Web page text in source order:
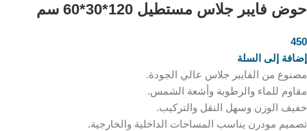
حوض فايبر جلاس مستطيل 120*30*60 سم
450
إضافة إلى السلة
مصنوع من الفايبر جلاس عالي الجودة.
مقاوم للماء والرطوبة وأشعة الشمس.
خفيف الوزن وسهل النقل والتركيب.
تصميم مودرن يناسب المساحات الداخلية والخارجية.